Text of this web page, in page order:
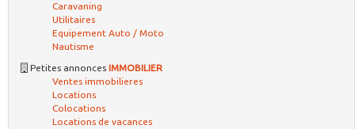
Caravaning
Utilitaires
Equipement Auto / Moto
Nautisme
Petites annonces IMMOBILIER
Ventes immobilieres
Locations
Colocations
Locations de vacances